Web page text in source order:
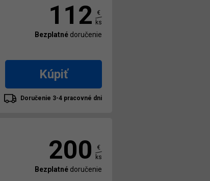
112
€
ks
Bezplatné doručenie
Kúpiť
Doručenie 3-4 pracovné dni
200
€
ks
Bezplatné doručenie